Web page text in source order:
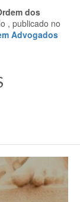
dos
, publicado no
Advogados